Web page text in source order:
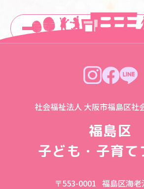
一覧に戻る
社会福祉法人 大阪市福島区社
福島区
子ども・子育て
〒553-0001 福島区海